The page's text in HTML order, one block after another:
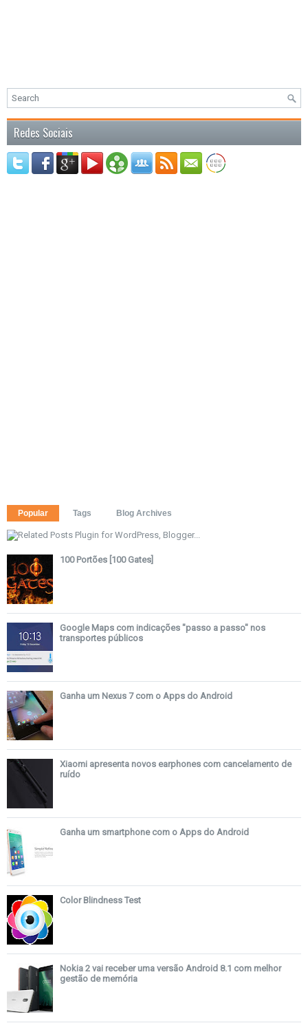
Redes Sociais
Popular Tags Blog Archives
100 Portões [100 Gates]
Google Maps com indicações "passo a passo" nos
transportes públicos
Ganha um Nexus 7 com o Apps do Android
Xiaomi apresenta novos earphones com cancelamento de
ruído
Ganha um smartphone com o Apps do Android
Color Blindness Test
Nokia 2 vai receber uma versão Android 8.1 com melhor
gestão de memória